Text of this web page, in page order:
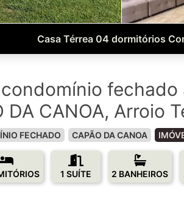
Casa Térrea 04 dormitórios
fechado
DA CANOA, Arroio
FECHADO CAPÃO DA CANOA
1 SUÍTE 2 BANHEIROS